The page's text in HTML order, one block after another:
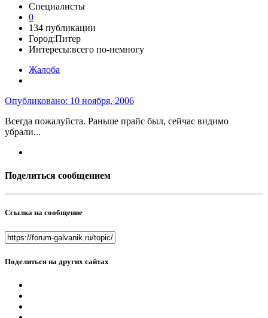
Специалисты
0
134 публикации
Город:Питер
Интересы:всего по-немногу
Жалоба
Опубликовано: 10 ноября, 2006
Всегда пожалуйста. Раньше прайс был, сейчас видимо
убрали...
Поделиться сообщением
Ссылка на сообщение
Поделиться на других сайтах